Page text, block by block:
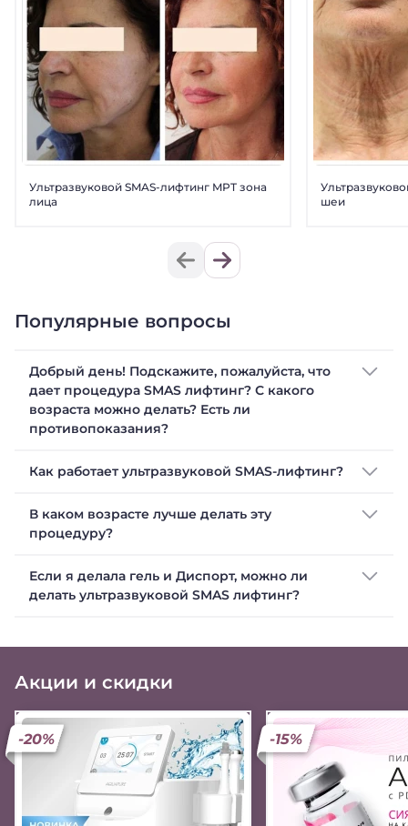
Ультразвуковой SMAS-лифтинг MPT зона
лица
шеи
Популярные вопросы
Добрый день! Подскажите, пожалуйста, что
дает процедура SMAS лифтинг? С какого
возраста можно делать? Есть ли
противопоказания?
Как работает ультразвуковой SMAS-лифтинг?
В каком возрасте лучше делать эту
процедуру?
Если я делала гель и Диспорт, можно ли
делать ультразвуковой SMAS лифтинг?
Акции и скидки
-20% -15%